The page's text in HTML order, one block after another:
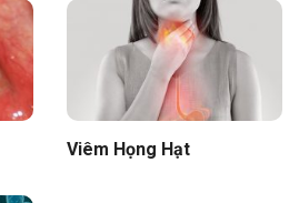
Viêm Họng Hạt